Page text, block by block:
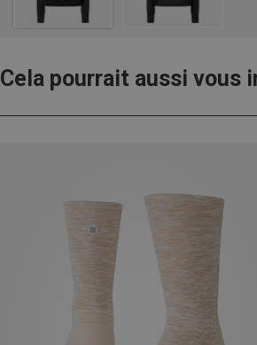
Cela pourrait aussi vous